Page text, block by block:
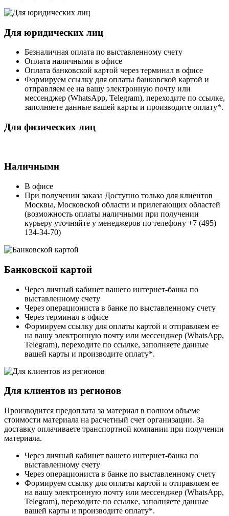
Для юридических лиц
Безналичная оплата по выставленному счету
Оплата наличными в офисе
Оплата банковской картой через терминал в офисе
Формируем ссылку для оплаты банковской картой и
отправляем ее на вашу электронную почту или
мессенджер (WhatsApp, Telegram), переходите по ссылке,
заполняете данные вашей карты и производите оплату*.
Для физических лиц
Наличными
В офисе
При получении заказа Доступно только для клиентов
Москвы, Московской области и прилегающих областей
(возможность оплаты наличными при получении
курьеру уточняйте у менеджеров по телефону +7 (495)
134-34-70)
Банковской картой
Через личный кабинет вашего интернет-банка по
выставленному счету
Через операциониста в банке по выставленному счету
Через терминал в офисе
Формируем ссылку для оплаты картой и отправляем ее
на вашу электронную почту или мессенджер (WhatsApp,
Telegram), переходите по ссылке, заполняете данные
вашей карты и производите оплату*.
Для клиентов из регионов
Производится предоплата за материал в полном объеме
стоимости материала на расчетный счет организации. За
доставку оплачиваете транспортной компании при получении
материала.
Через личный кабинет вашего интернет-банка по
выставленному счету
Через операциониста в банке по выставленному счету
Формируем ссылку для оплаты картой и отправляем ее
на вашу электронную почту или мессенджер (WhatsApp,
Telegram), переходите по ссылке, заполняете данные
вашей карты и производите оплату*.